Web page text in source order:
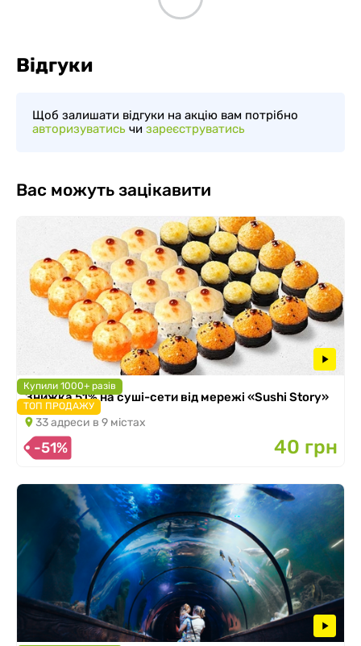
Відгуки
Щоб залишати відгуки на акцію вам потрібно
авторизуватись чи зареєструватись
Вас можуть зацікавити
Купили 1000+ разів
ТОП ПРОДАЖУ
Знижка 51% на суші-сети від мережі «Sushi Story»
33 адреси в 9 містах
-51% 40 грн